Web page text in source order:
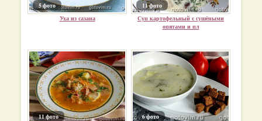
5 фото
Уха из сазана
11 фото
Суп картофельный с сушёными
опятами и пл
11 фото
6 фото